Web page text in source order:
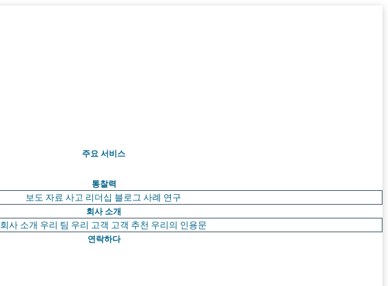
주요 서비스
통찰력
보도 자료 사고 리더십 블로그 사례 연구
회사 소개
회사 소개 우리 팀 우리 고객 고객 추천 우리의 인용문
연락하다